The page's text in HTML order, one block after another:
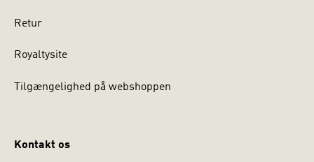
Retur
Royaltysite
Tilgængelighed på webshoppen
Kontakt os